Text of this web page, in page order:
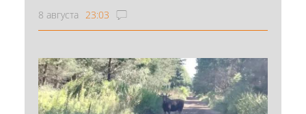
8 августа 23:03